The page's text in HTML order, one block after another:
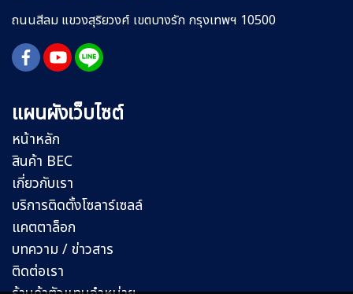
ถนนสีลม แขวงสุริยวงศ์ เขตบางรัก กรุงเทพฯ 10500
แผนผังเว็บไซต์
หน้าหลัก
สินค้า BEC
เกี่ยวกับเรา
บริการติดตั้งโซลาร์เซลล์
แคตตาล็อก
บทความ / ข่าวสาร
ติดต่อเรา